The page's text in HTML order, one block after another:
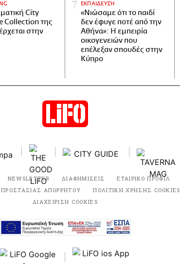
City
Collection της
στην
ΕΚΠΑΙΔΕΥΣΗ
«Νιώσαμε ότι το παιδί
δεν έφυγε ποτέ από την
Αθήνα»: Η εμπειρία
οικογενειών που
επέλεξαν σπουδές στην
Κύπρο
NEWSLETTER ΔΙΑΦΗΜΙΣΕΙΣ ΕΤΑΙΡΙΚΟ ΠΡΟΦΙΛ
ΑΠΟΡΡΗΤΟΥ
ΠΟΛΙΤΙΚΗ ΧΡΗΣΗΣ COOKIES
ΔΙΑΧΕΙΡΙΣΗ COOKIES